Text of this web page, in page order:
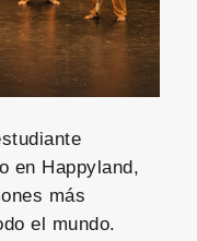
en Happyland,
más
el mundo.